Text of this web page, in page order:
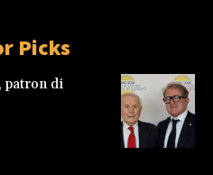
Picks
patron di